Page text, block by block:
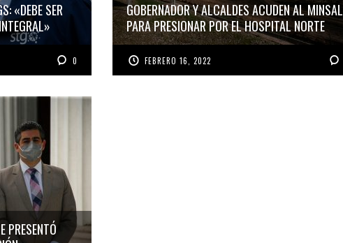
«DEBE SER
0
GOBERNADOR Y ALCALDES ACUDEN AL MINSAL
PARA PRESIONAR POR EL HOSPITAL NORTE
FEBRERO 16, 2022
PRESENTÓ